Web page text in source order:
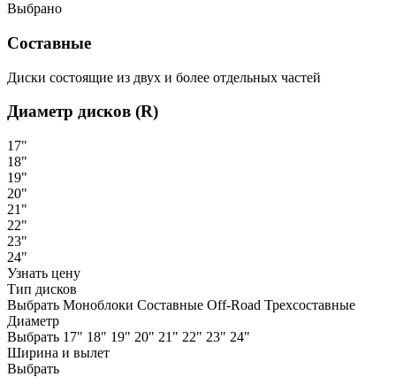
Выбрано
Составные
Диски состоящие из двух и более отдельных частей
Диаметр дисков (R)
17"
18"
19"
20"
21"
22"
23"
24"
Узнать цену
Тип дисков
Выбрать Моноблоки Составные Off-Road Трехсоставные
Диаметр
Выбрать 17" 18" 19" 20" 21" 22" 23" 24"
Ширина и вылет
Выбрать